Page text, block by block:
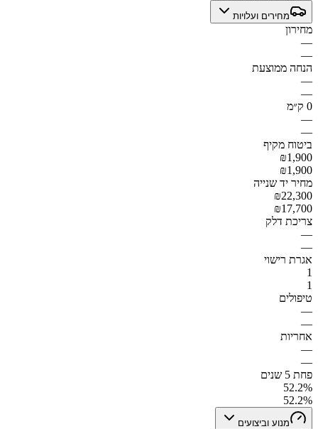
מחירים ועלויות
מחירון
—
—
הנחה ממוצעת
—
—
0 ק״מ
—
—
ביטוח מקיף
₪1,900
₪1,900
מחיר יד שנייה
₪22,300
₪17,700
צריכת דלק
—
—
אגרת רישוי
1
1
טיפולים
—
—
אחריות
—
—
פחת 5 שנים
52.2%
52.2%
מנוע וביצועים